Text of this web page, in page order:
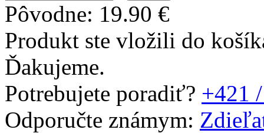
Pôvodne: 19.90 €
Produkt ste vložili do
Ďakujeme.
Potrebujete poradiť? +421
Odporučte známym: